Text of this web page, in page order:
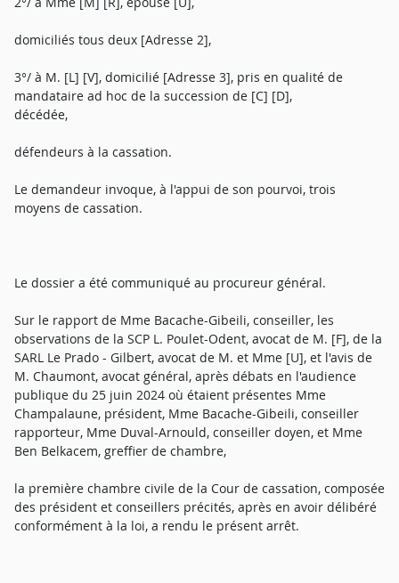
domiciliés tous deux [Adresse 2],
3°/ à M. [L] [V], domicilié [Adresse 3], pris en qualité de
mandataire ad hoc de la succession de [C] [D],
décédée,
défendeurs à la cassation.
Le demandeur invoque, à l'appui de son pourvoi, trois
moyens de cassation.
Le dossier a été communiqué au procureur général.
Sur le rapport de Mme Bacache-Gibeili, conseiller, les
observations de la SCP L. Poulet-Odent, avocat de M. [F], de la
SARL Le Prado - Gilbert, avocat de M. et Mme [U], et l'avis de
M. Chaumont, avocat général, après débats en l'audience
publique du 25 juin 2024 où étaient présentes Mme
Champalaune, président, Mme Bacache-Gibeili, conseiller
rapporteur, Mme Duval-Arnould, conseiller doyen, et Mme
Ben Belkacem, greffier de chambre,
la première chambre civile de la Cour de cassation, composée
des président et conseillers précités, après en avoir délibéré
conformément à la loi, a rendu le présent arrêt.